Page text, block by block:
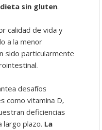
sin gluten.
calidad de vida y
a la menor
sido particularmente
desafíos
como vitamina D,
deficiencias
largo plazo. La